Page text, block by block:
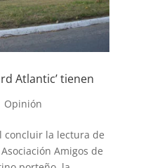
Atlantic’ tienen
Opinión
la lectura de
Amigos de